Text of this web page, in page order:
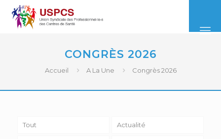
CONGRÈS 2026
Accueil A La Une Congrès 2026
Tout Actualité